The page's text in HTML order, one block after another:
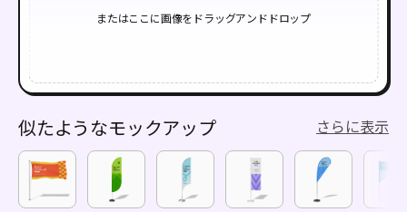
またはここに画像をドラッグアンドドロップ
似たようなモックアップ さらに表示